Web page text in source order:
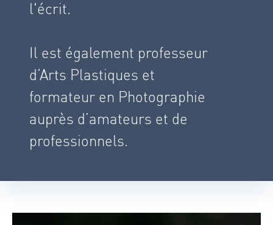
l'écrit.
Il est également professeur
d’Arts Plastiques et
formateur en Photographie
auprès d’amateurs et de
professionnels.